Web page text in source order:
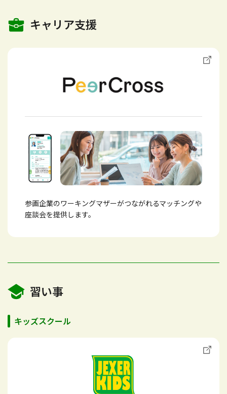
キャリア支援
参画企業のワーキングマザーがつながれるマッチングや
座談会を提供します。
習い事
キッズスクール